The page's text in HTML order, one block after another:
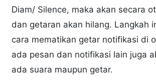
Diam/ Silence, maka akan secara
dan getaran akan hilang. Langkah
cara mematikan getar notifikasi di
ada pesan dan notifikasi lain juga
ada suara maupun getar.